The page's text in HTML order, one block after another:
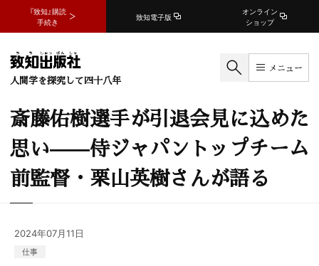
『致知』購読
手続き
致知電子版
オンライン
ショップ
人間学を探究して四十八年
メニュー
斎藤佑樹選手が引退会見に込めた
思い——侍ジャパントップチーム
前監督・栗山英樹さんが語る
2024年07月11日
仕事